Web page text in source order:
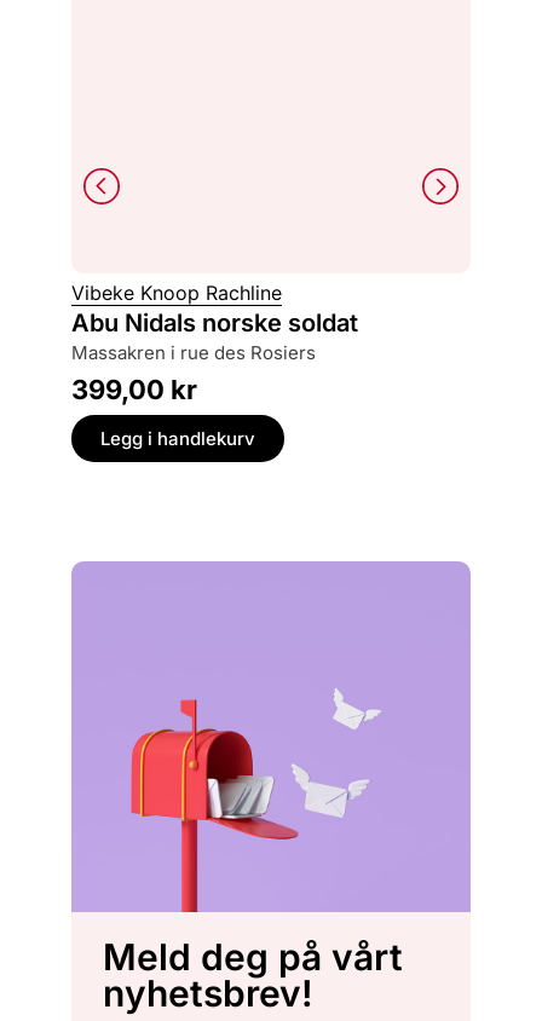
Vibeke Knoop Rachline
Abu Nidals norske soldat
massakren i rue des Rosiers
399,00 kr
Legg i handlekurv
Meld deg på vårt
nyhetsbrev!